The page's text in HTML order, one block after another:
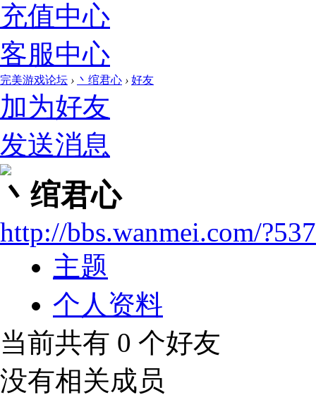
充值中心
客服中心
完美游戏论坛 › 丶绾君心 › 好友
加为好友
发送消息
丶绾君心
http://bbs.wanmei.com/
主题
个人资料
当前共有 0 个好友
没有相关成员